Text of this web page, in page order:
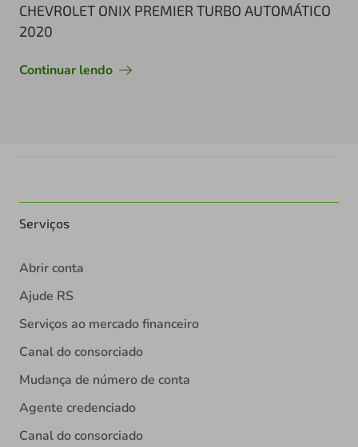
CHEVROLET ONIX PREMIER TURBO AUTOMÁTICO
2020
Continuar lendo
Serviços
Abrir conta
Ajude RS
Serviços ao mercado financeiro
Canal do consorciado
Mudança de número de conta
Agente credenciado
Canal do consorciado